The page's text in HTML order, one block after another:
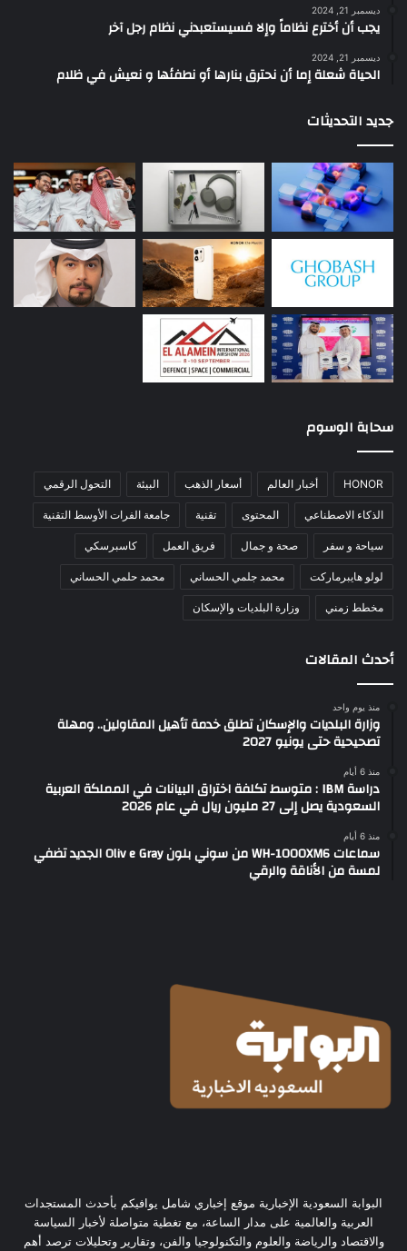
ديسمبر 21, 2024
يجب أن أخترع نظاماً وإلا فسيستعبدني نظام رجل آخر
ديسمبر 21, 2024
الحياة شعلة إما أن نحترق بنارها أو نطفئها و نعيش في ظلام
جديد التحديثات
سحابة الوسوم
HONOR أخبار العالم أسعار الذهب البيئة التحول الرقمي
الذكاء الاصطناعي المحتوى تقنية جامعة الفرات الأوسط التقنية
سياحة و سفر صحة و جمال فريق العمل كاسبرسكي
لولو هايبرماركت محمد جلمي الحساني محمد حلمي الحساني
مخطط زمني وزارة البلديات والإسكان
أحدث المقالات
منذ يوم واحد
وزارة البلديات والإسكان تطلق خدمة تأهيل المقاولين.. ومهلة
تصحيحية حتى يونيو 2027
منذ 6 أيام
دراسة IBM : متوسط تكلفة اختراق البيانات في المملكة العربية
السعودية يصل إلى 27 مليون ريال في عام 2026
منذ 6 أيام
سماعات WH-1000XM6 من سوني بلون Oliv e Gray الجديد تضفي
لمسة من الأناقة والرقي
البوابة السعودية الإخبارية موقع إخباري شامل يوافيكم بأحدث المستجدات
العربية والعالمية على مدار الساعة، مع تغطية متواصلة لأخبار السياسة
والاقتصاد والرياضة والعلوم والتكنولوجيا والفن، وتقارير وتحليلات ترصد أهم